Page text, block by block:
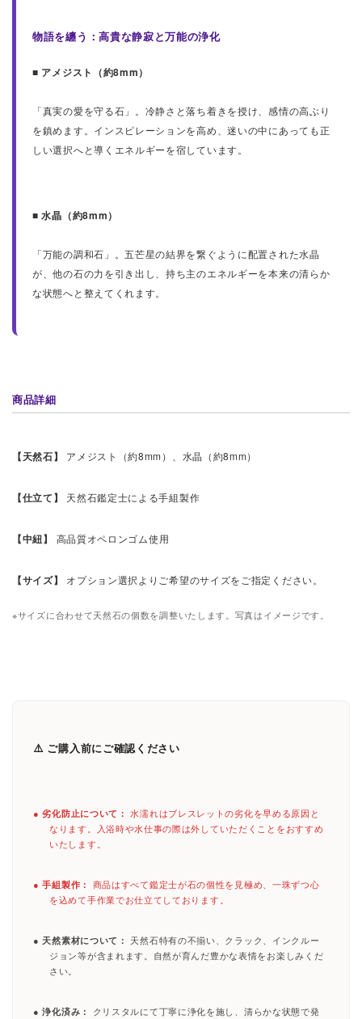
物語を纏う：高貴な静寂と万能の浄化
■ アメジスト（約8mm）
「真実の愛を守る石」。冷静さと落ち着きを授け、感情の高ぶり
を鎮めます。インスピレーションを高め、迷いの中にあっても正
しい選択へと導くエネルギーを宿しています。
■ 水晶（約8mm）
「万能の調和石」。五芒星の結界を繋ぐように配置された水晶
が、他の石の力を引き出し、持ち主のエネルギーを本来の清らか
な状態へと整えてくれます。
商品詳細
【天然石】 アメジスト（約8mm）、水晶（約8mm）
【仕立て】 天然石鑑定士による手組製作
【中紐】 高品質オペロンゴム使用
【サイズ】 オプション選択よりご希望のサイズをご指定ください。
※サイズに合わせて天然石の個数を調整いたします。写真はイメージです。
⚠️ ご購入前にご確認ください
●劣化防止について： 水濡れはブレスレットの劣化を早める原因と
なります。入浴時や水仕事の際は外していただくことをおすすめ
いたします。
●手組製作： 商品はすべて鑑定士が石の個性を見極め、一珠ずつ心
を込めて手作業でお仕立てしております。
● 天然素材について： 天然石特有の不揃い、クラック、インクルー
ジョン等が含まれます。自然が育んだ豊かな表情をお楽しみくだ
さい。
●浄化済み：
クリスタルにて丁寧に浄化を施し、清らかな状態で発